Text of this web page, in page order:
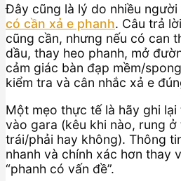
Đây cũng là lý do nhiều người
có cần xả e phanh. Câu trả
cũng cần, nhưng nếu có can
dầu, thay heo phanh, mở
cảm giác bàn đạp mềm/
kiểm tra và cân nhắc xả e
Một mẹo thực tế là hãy ghi
vào gara (kêu khi nào, rung
trái/phải hay không). Thông
nhanh và chính xác hơn thay
“phanh có vấn đề”.